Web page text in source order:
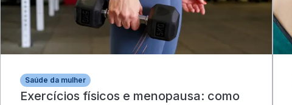
Saúde da mulher
Exercícios físicos e menopausa: como